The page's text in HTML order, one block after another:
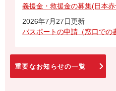
義援金・救援金の募集(日本
2026年7月27日更新
パスポートの申請（窓口での
重要なお知らせの一覧